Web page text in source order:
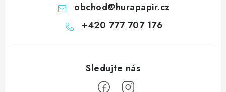
obchod@hurapapir.cz
+420 777 707 176